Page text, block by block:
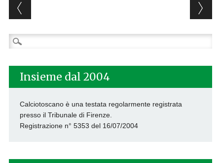
Post navigation
Ricerca
per:
Insieme dal 2004
Calciotoscano è una testata regolarmente registrata
presso il Tribunale di Firenze.
Registrazione n° 5353 del 16/07/2004